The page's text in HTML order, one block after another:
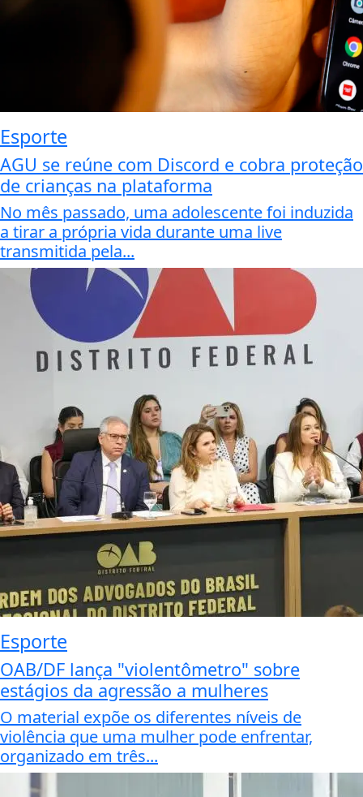
Esporte
AGU se reúne com Discord e cobra proteção
de crianças na plataforma
No mês passado, uma adolescente foi induzida
a tirar a própria vida durante uma live
transmitida pela...
Esporte
OAB/DF lança "violentômetro" sobre
estágios da agressão a mulheres
O material expõe os diferentes níveis de
violência que uma mulher pode enfrentar,
organizado em três...